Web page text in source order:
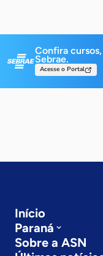
Confira
Sebrae.
Acesse o Portal
Início
Paraná
Sobre a ASN